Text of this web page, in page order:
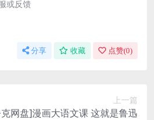
或反馈
分享 收藏 点赞(0)
上一篇
[夸克网盘]漫画大语文课 这就是鲁迅